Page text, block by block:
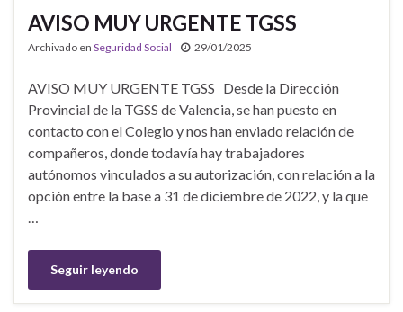
AVISO MUY URGENTE TGSS
Archivado en Seguridad Social 29/01/2025
AVISO MUY URGENTE TGSS Desde la Dirección
Provincial de la TGSS de Valencia, se han puesto en
contacto con el Colegio y nos han enviado relación de
compañeros, donde todavía hay trabajadores
autónomos vinculados a su autorización, con relación a la
opción entre la base a 31 de diciembre de 2022, y la que
Seguir leyendo